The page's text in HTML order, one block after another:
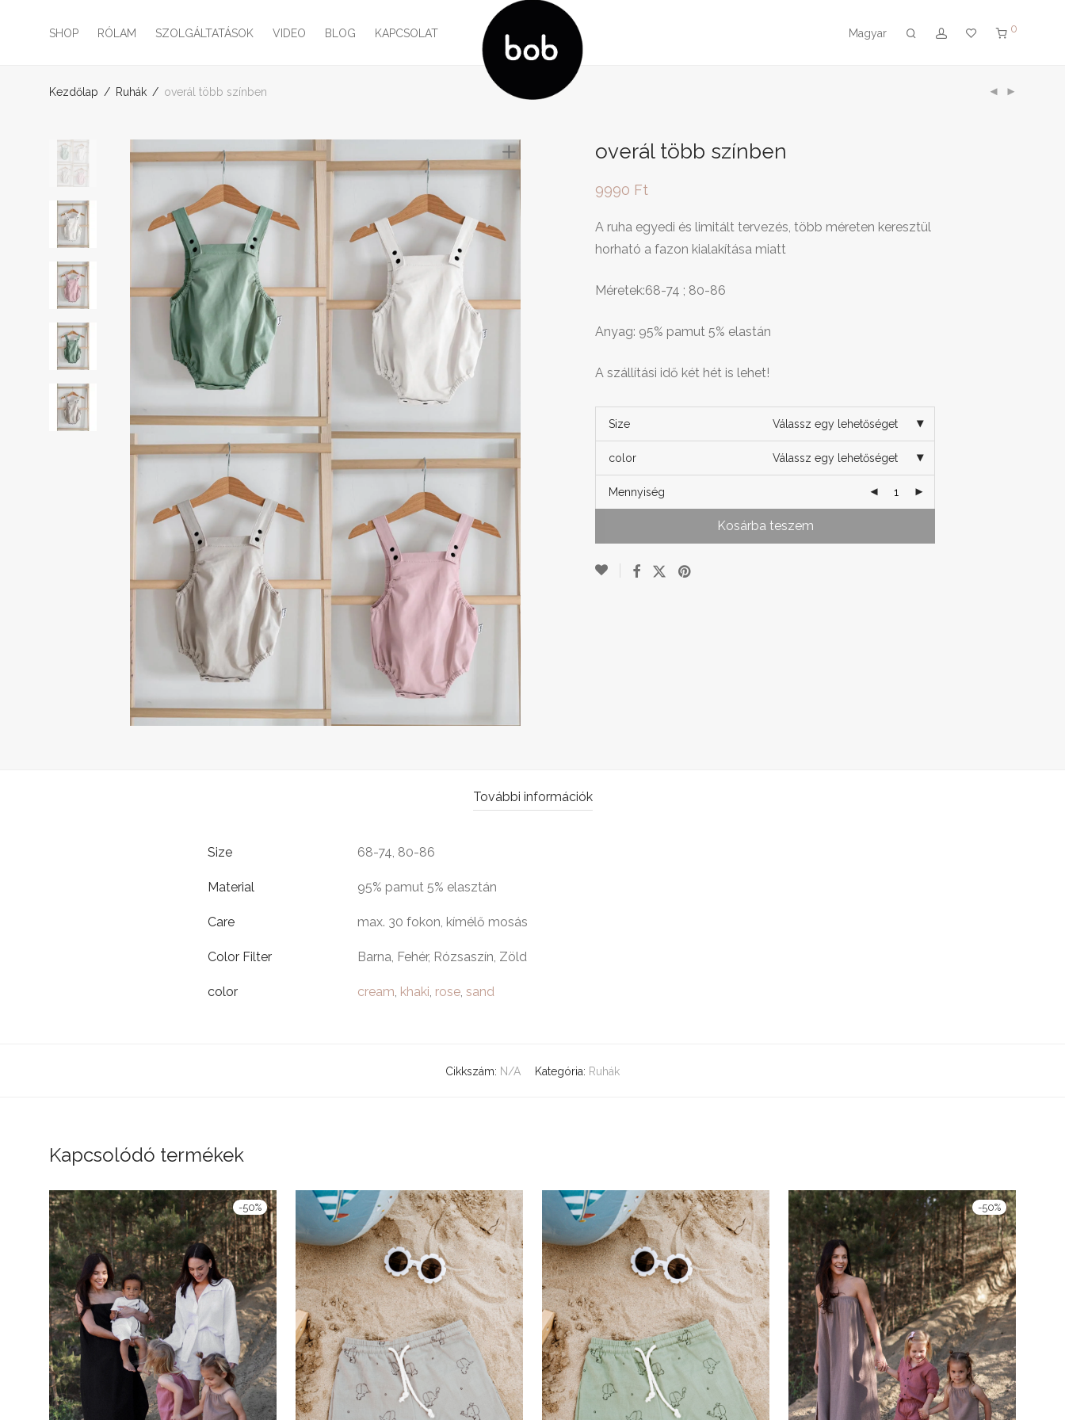
SHOP RÓLAM SZOLGÁLTATÁSOK VIDEO BLOG KAPCSOLAT Magyar 0
Kezdőlap / Ruhák / overál több színben
overál több színben
9990 Ft
A ruha egyedi és limitált tervezés, több méreten keresztül
horható a fazon kialakítása miatt
Méretek:68-74 ; 80-86
Anyag: 95% pamut 5% elastán
A szállítási idő két hét is lehet!
Size Válassz egy lehetőséget
color Válassz egy lehetőséget
Mennyiség
Kosárba teszem
További információk
Size 68-74, 80-86
Material 95% pamut 5% elasztán
Care max. 30 fokon, kímélő mosás
Color Filter Barna, Fehér, Rózsaszín, Zöld
color cream khaki rose sand
Cikkszám: N/A Kategória: Ruhák
Kapcsolódó termékek
-50% -50%